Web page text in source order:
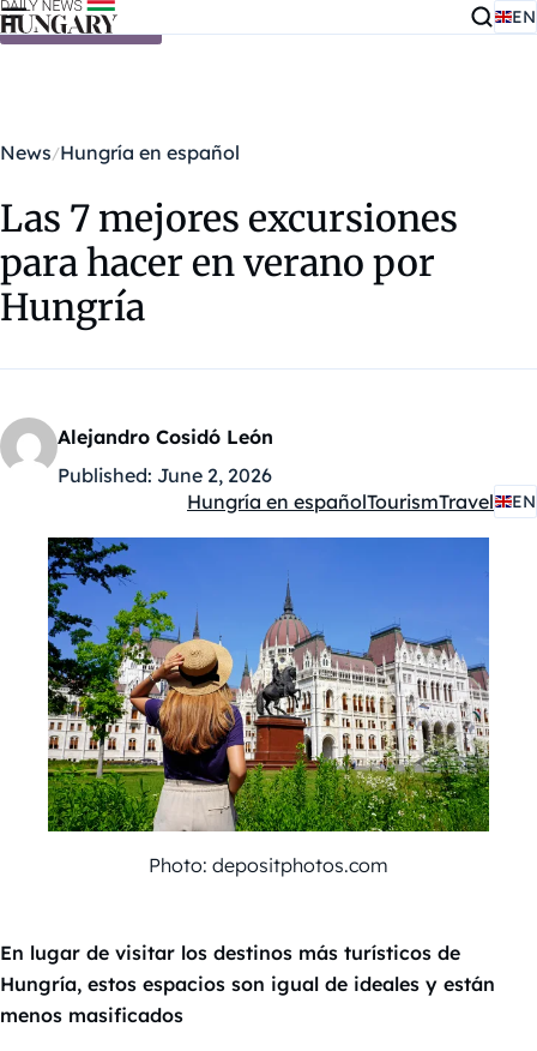
Skip to content EN
News Hungría en español
Las 7 mejores excursiones
para hacer en verano por
Hungría
Alejandro Cosidó León
Published: June 2, 2026
Kategóriák:
Hungría en españolTourismTravel EN
Photo: depositphotos.com
En lugar de visitar los destinos más turísticos de
Hungría, estos espacios son igual de ideales y están
menos masificados